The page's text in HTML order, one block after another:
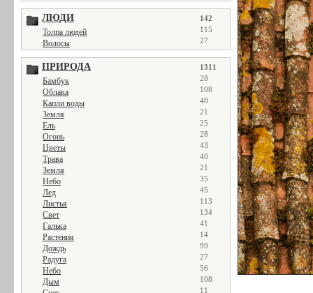
ЛЮДИ 142
Толпа людей 115
Волосы 27
ПРИРОДА 1311
Бамбук 28
Облака 108
Капли воды 40
Земля 21
Ель 25
Огонь 28
Цветы 43
Трава 40
Земля 21
Небо 35
Лед 45
Листья 113
Свет 134
Галька 41
Растения 14
Дождь 99
Радуга 27
Небо 56
Дым 108
11